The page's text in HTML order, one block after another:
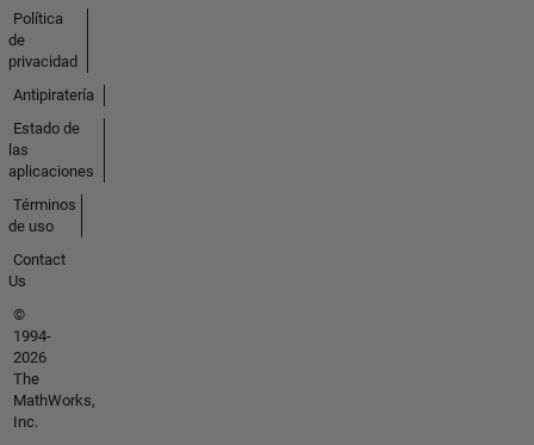
Política
de
privacidad
Antipiratería
Estado de
las
aplicaciones
Términos
de uso
Contact
Us
©
1994-
2026
The
MathWorks,
Inc.